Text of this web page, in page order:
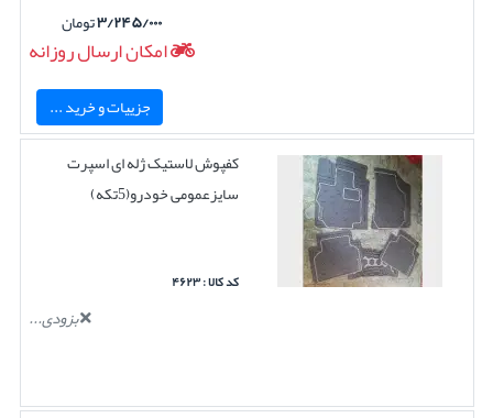
۳/۲۴۵/۰۰۰تومان
امکان ارسال روزانه
جزییات و خرید ...
کفپوش لاستیک ژله ای اسپرت
سایزعمومی خودرو(5تکه)
کد کالا : ۴۶۲۳
بزودی...